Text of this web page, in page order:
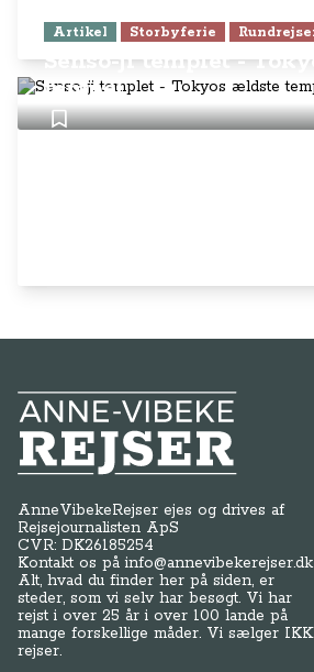
Artikel Storbyferie
Senso-ji templet -
tempel
Anne-Vibeke Rejser
AnneVibekeRejser ejes og drives af
Rejsejournalisten ApS
CVR: DK26185254
Kontakt os påinfo@annevibekerejser.dk
Alt, hvad du finder her på siden, er
steder, som vi selv har besøgt. Vi har
rejst i over 25 år i over 100 lande på
mange forskellige måder. Vi sælger
rejser.